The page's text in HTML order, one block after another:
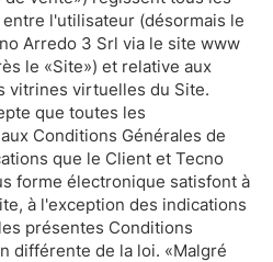
l'utilisateur (désormais le
Arredo 3 Srl via le site www
le «Site») et relative aux
vitrines virtuelles du Site.
que toutes les
Conditions Générales de
que le Client et Tecno
forme électronique satisfont à
à l'exception des indications
présentes Conditions
différente de la loi. «Malgré